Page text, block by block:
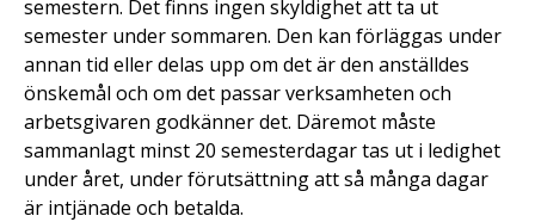
semestern. Det finns ingen skyldighet att ta ut
semester under sommaren. Den kan förläggas under
annan tid eller delas upp om det är den anställdes
önskemål och om det passar verksamheten och
arbetsgivaren godkänner det. Däremot måste
sammanlagt minst 20 semesterdagar tas ut i ledighet
under året, under förutsättning att så många dagar
är intjänade och betalda.